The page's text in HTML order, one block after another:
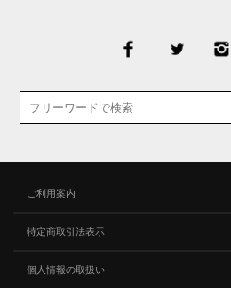
ご利用案内
特定商取引法表示
個人情報の取扱い